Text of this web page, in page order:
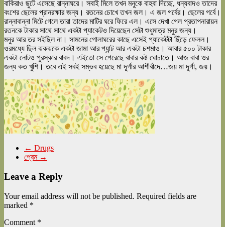
বাকিরাও ছুটে এসেছে রান্নাঘরে। সবাই মিলে তখন মনুকে বাহবা দিচ্ছে, ধন্যবাদও তাদের
বংশের ছেলের প্রানরক্ষার জন্য। রতনের চোখে তখন জল। এ জল গর্বের। ছেলের গর্বে।
রান্নাবান্না মিটে গেলে তারা তাদের মাটির ঘরে ফিরে এল। এসে দেখা গেল প্রতাপনারায়ন
রতনকে টাকার সাথে সাথে একটা প্যাকেটও দিয়েছেন সেটা শুধুমাত্র মনুর জন্য।
মনুর আর তর সইছিল না। সামনের গোলাঘরের কাছে এসেই প্যাকেটটা ছিঁড়ে ফেলল।
ওরমধ্যে ছিল ঝকঝকে একটা জামা আর প্যান্ট আর একটা চশমাও। আবার ৫০০ টাকার
একটা নোটও পুরস্কার বাবদ। এইতো সে পেরেছে বাবার কষ্ট ঘোচাতে। আজ বাবা ওর
জন্য কত খুশি। তবে এই সবই সম্ভব হয়েছে মা দূর্গার আশীর্বাদে…জয় মা দূর্গা, জয়।
← Drugs
প্রেম →
Leave a Reply
Your email address will not be published. Required fields are
marked *
Comment *